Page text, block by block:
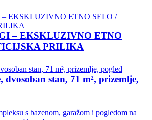
– EKSKLUZIVNO ETNO
PRILIKA
dvosoban stan, 71 m², prizemlje,